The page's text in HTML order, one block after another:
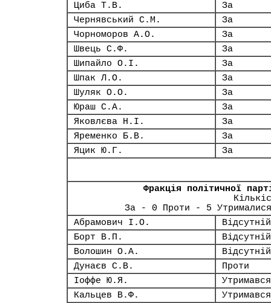
Циба Т.В.
За
Чернявський С.М.
За
Чорноморов А.О.
За
Швець С.Ф.
За
Шипайло О.І.
За
Шпак Л.О.
За
Шуляк О.О.
За
Юраш С.А.
За
Яковлєва Н.І.
За
Яременко Б.В.
За
Яцик Ю.Г.
За
Фракція політичної
За - 0 Проти - 5
Абрамович І.О.
Відсутній
Борт В.П.
Відсутній
Волошин О.А.
Відсутній
Дунаєв С.В.
Проти
Іоффе Ю.Я.
Утримався
Кальцев В.Ф.
Утримався